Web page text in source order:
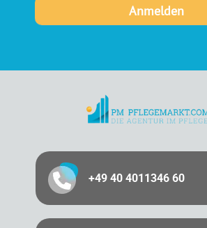
+49 40 4011346 60